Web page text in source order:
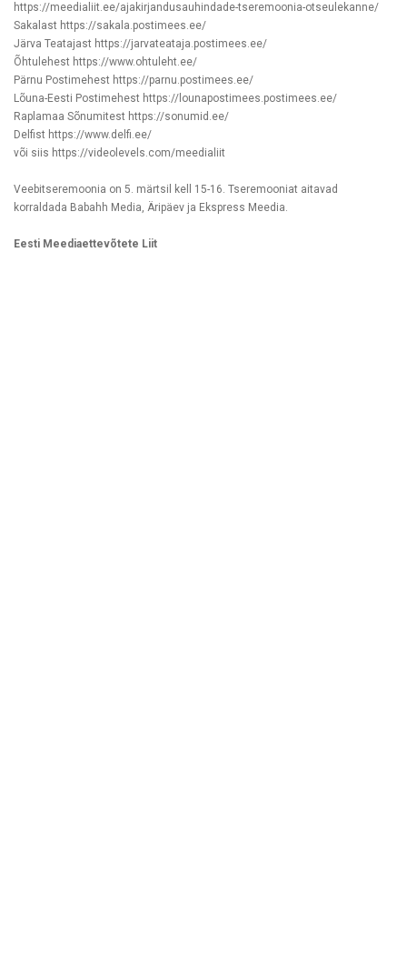
https://meedialiit.ee/ajakirjandusauhindade-tseremoonia-otseulekanne/
Sakalast https://sakala.postimees.ee/
Järva Teatajast https://jarvateataja.postimees.ee/
Õhtulehest https://www.ohtuleht.ee/
Pärnu Postimehest https://parnu.postimees.ee/
Lõuna-Eesti Postimehest https://lounapostimees.postimees.ee/
Raplamaa Sõnumitest https://sonumid.ee/
Delfist https://www.delfi.ee/
või siis https://videolevels.com/meedialiit
Veebitseremoonia on 5. märtsil kell 15-16. Tseremooniat aitavad
korraldada Babahh Media, Äripäev ja Ekspress Meedia.
Eesti Meediaettevõtete Liit